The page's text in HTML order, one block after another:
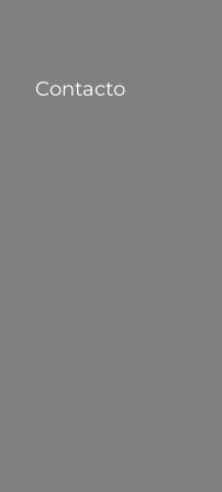
Contacto